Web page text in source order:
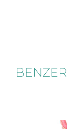
BENZER